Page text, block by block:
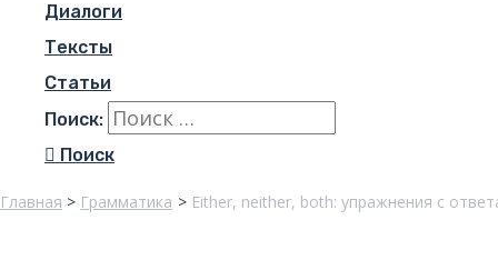
Диалоги
Тексты
Статьи
Поиск:
Поиск
Главная Грамматика Either, neither, both: упражнения с